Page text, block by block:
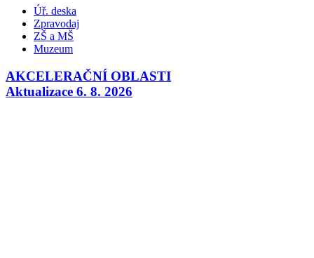
Úř. deska
Zpravodaj
ZŠ a MŠ
Muzeum
AKCELERAČNÍ OBLASTI
Aktualizace 6. 8. 2026